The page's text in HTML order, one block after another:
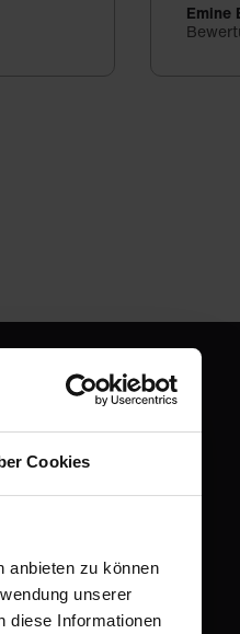
Cookies
anbieten zu können
unserer
diese Informationen
Emine
kostenlosen